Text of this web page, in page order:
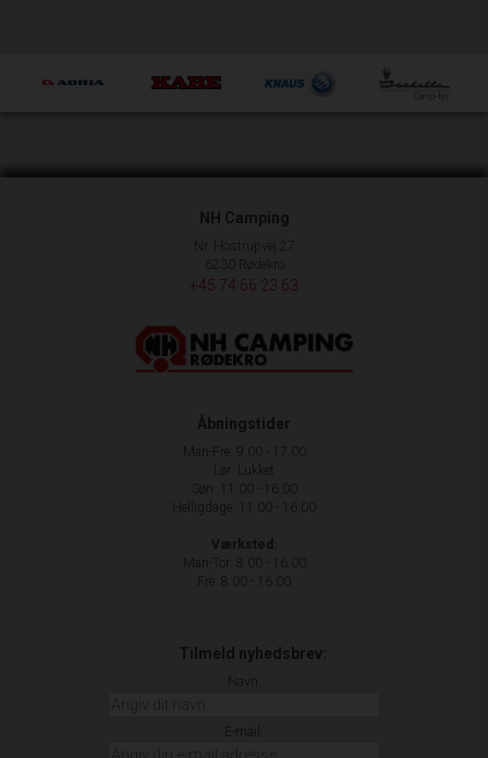
NH Camping
Nr. Hostrupvej 27
6230 Rødekro
+45 74 66 23 63
Åbningstider
Man-Fre: 9.00 - 17.00
Lør: Lukket
Søn: 11.00 - 16.00
Helligdage: 11.00 - 16.00
Værksted:
Man-Tor: 8.00 - 16.00
Fre: 8.00 - 16.00
Tilmeld nyhedsbrev:
Navn:
E-mail: